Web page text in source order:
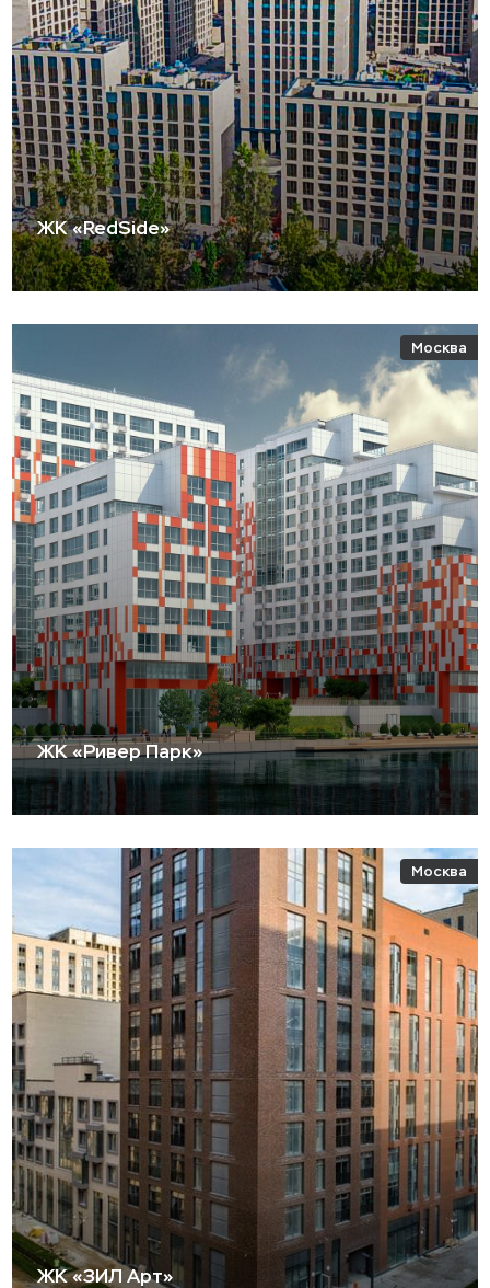
ЖК «RedSide»
Москва
ЖК «Ривер Парк»
Москва
ЖК «ЗИЛ Арт»